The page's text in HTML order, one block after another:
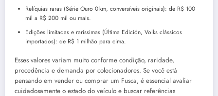
Relíquias raras (Série Ouro 0 km, conversíveis originais): de R$ 100
mil a R$ 200 mil ou mais.
Edições limitadas e raríssimas (Última Edición, Volks clássicos
importados): de R$ 1 milhão para cima.
Esses valores variam muito conforme condição, raridade,
procedência e demanda por colecionadores. Se você está
pensando em vender ou comprar um Fusca, é essencial avaliar
cuidadosamente o estado do veículo e buscar referências